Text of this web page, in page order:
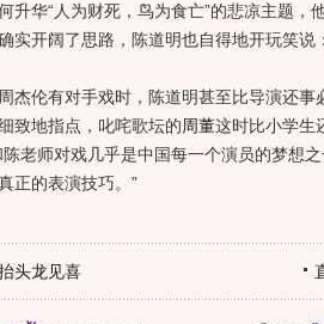
升华“人为财死，鸟为食亡”的悲凉主题
实开阔了思路，陈道明也自得地开玩笑说
伦有对手戏时，陈道明甚至比导演还事
致地指点，叱咤歌坛的周董这时比小学生
陈老师对戏几乎是中国每一个演员的梦想
正的表演技巧。”
头龙见喜